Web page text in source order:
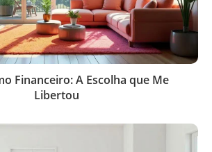
Financeiro: A Escolha que Me
Libertou